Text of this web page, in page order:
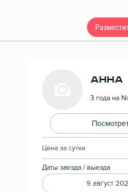
Анна
3 года на
Цена за сутки
Даты заезда / выезда
9 август